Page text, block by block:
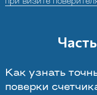
при визите
Как узнать
поверки